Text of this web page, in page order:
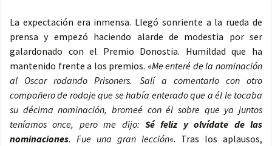
La expectación era inmensa. Llegó sonriente a la rueda de
prensa y empezó haciendo alarde de modestia por ser
galardonado con el Premio Donostia. Humildad que ha
mantenido frente a los premios. «Me enteré de la nominación
al Oscar rodando Prisoners. Salí a comentarlo con otro
compañero de rodaje que se había enterado que a él le tocaba
su décima nominación, bromeé con él sobre que ya juntos
teníamos once, pero me dijo: Sé feliz y olvídate de las
nominaciones. Fue una gran lección«. Tras los aplausos,